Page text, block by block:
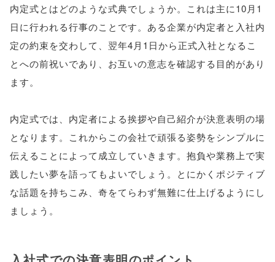
内定式とはどのような式典でしょうか。これは主に10月1
日に行われる行事のことです。ある企業が内定者と入社内
定の約束を交わして、翌年4月1日から正式入社となるこ
とへの前祝いであり、お互いの意志を確認する目的があり
ます。
内定式では、内定者による挨拶や自己紹介が決意表明の場
となります。これからこの会社で頑張る姿勢をシンプルに
伝えることによって成立していきます。抱負や業務上で実
践したい夢を語ってもよいでしょう。とにかくポジティブ
な話題を持ちこみ、奇をてらわず無難に仕上げるようにし
ましょう。